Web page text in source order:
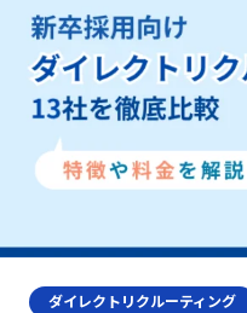
ダイレクトリクルーティング